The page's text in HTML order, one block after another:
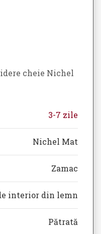
cheie Nichel
3-7 zile
Nichel Mat
Zamac
interior din lemn
Pătrată